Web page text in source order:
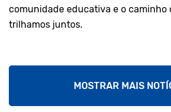
comunidade educativa e o caminho
trilhamos juntos.
MOSTRAR MAIS